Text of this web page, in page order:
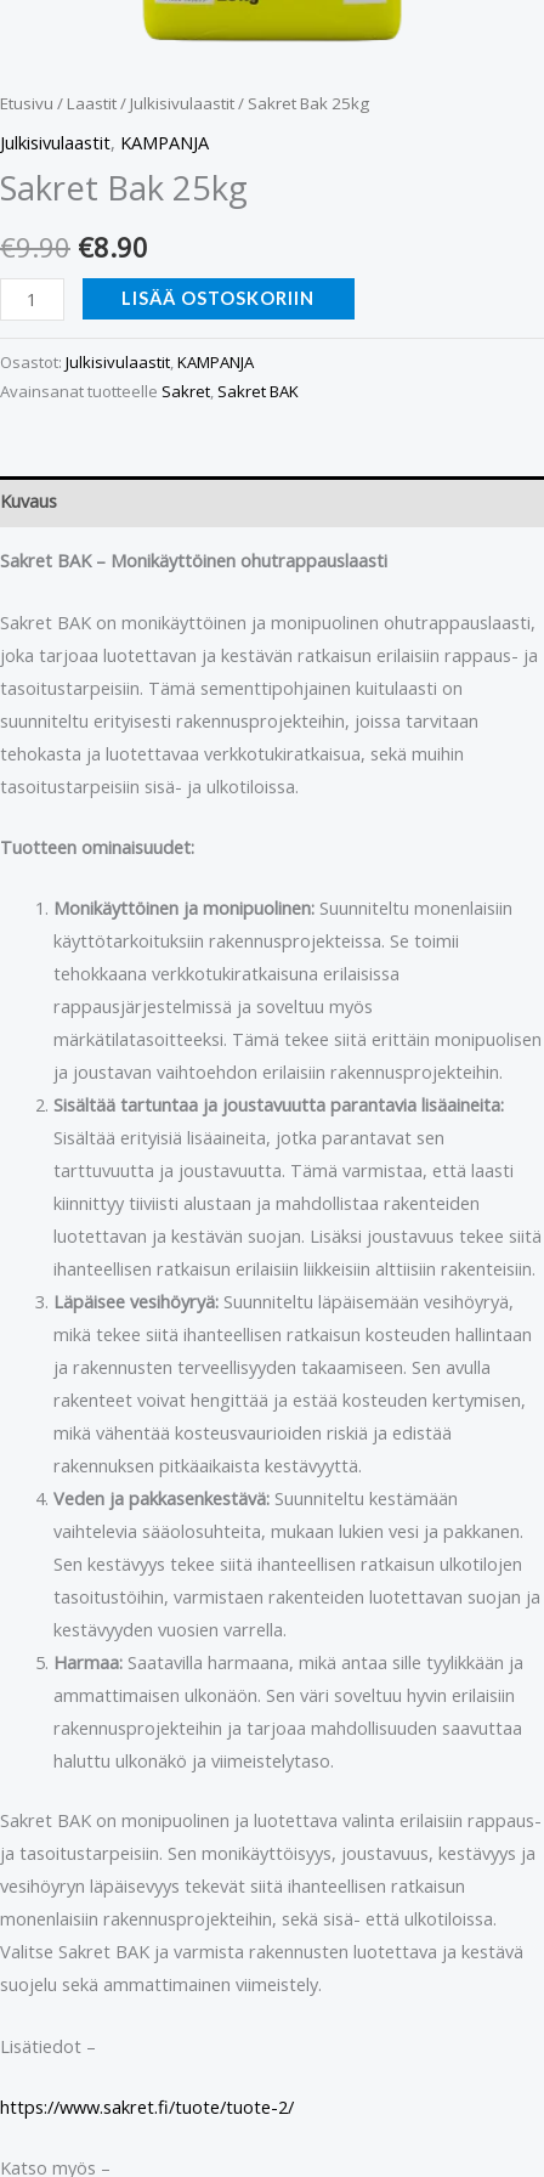
Etusivu / Laastit/ Julkisivulaastit/ Sakret Bak 25kg
Julkisivulaastit, KAMPANJA
Sakret Bak 25kg
€9.90 €8.90
LISÄÄ OSTOSKORIIN
Osastot: Julkisivulaastit,KAMPANJA
Avainsanat tuotteelle Sakret, Sakret BAK
Kuvaus
Sakret BAK – Monikäyttöinen ohutrappauslaasti
Sakret BAK on monikäyttöinen ja monipuolinen ohutrappauslaasti,
joka tarjoaa luotettavan ja kestävän ratkaisun erilaisiin rappaus- ja
tasoitustarpeisiin. Tämä sementtipohjainen kuitulaasti on
suunniteltu erityisesti rakennusprojekteihin, joissa tarvitaan
tehokasta ja luotettavaa verkkotukiratkaisua, sekä muihin
tasoitustarpeisiin sisä- ja ulkotiloissa.
Tuotteen ominaisuudet:
Monikäyttöinen ja monipuolinen:Suunniteltu monenlaisiin
käyttötarkoituksiin rakennusprojekteissa. Se toimii
tehokkaana verkkotukiratkaisuna erilaisissa
rappausjärjestelmissä ja soveltuu myös
märkätilatasoitteeksi. Tämä tekee siitä erittäin monipuolisen
ja joustavan vaihtoehdon erilaisiin rakennusprojekteihin.
Sisältää tartuntaa ja joustavuutta parantavia lisäaineita:
Sisältää erityisiä lisäaineita, jotka parantavat sen
tarttuvuutta ja joustavuutta. Tämä varmistaa, että laasti
kiinnittyy tiiviisti alustaan ja mahdollistaa rakenteiden
luotettavan ja kestävän suojan. Lisäksi joustavuus tekee siitä
ihanteellisen ratkaisun erilaisiin liikkeisiin alttiisiin rakenteisiin.
Läpäisee vesihöyryä:Suunniteltu läpäisemään vesihöyryä,
mikä tekee siitä ihanteellisen ratkaisun kosteuden hallintaan
ja rakennusten terveellisyyden takaamiseen. Sen avulla
rakenteet voivat hengittää ja estää kosteuden kertymisen,
mikä vähentää kosteusvaurioiden riskiä ja edistää
rakennuksen pitkäaikaista kestävyyttä.
Veden ja pakkasenkestävä:Suunniteltu kestämään
vaihtelevia sääolosuhteita, mukaan lukien vesi ja pakkanen.
Sen kestävyys tekee siitä ihanteellisen ratkaisun ulkotilojen
tasoitustöihin, varmistaen rakenteiden luotettavan suojan ja
kestävyyden vuosien varrella.
Harmaa:Saatavilla harmaana, mikä antaa sille tyylikkään ja
ammattimaisen ulkonäön. Sen väri soveltuu hyvin erilaisiin
rakennusprojekteihin ja tarjoaa mahdollisuuden saavuttaa
haluttu ulkonäkö ja viimeistelytaso.
Sakret BAK on monipuolinen ja luotettava valinta erilaisiin rappaus-
ja tasoitustarpeisiin. Sen monikäyttöisyys, joustavuus, kestävyys ja
vesihöyryn läpäisevyys tekevät siitä ihanteellisen ratkaisun
monenlaisiin rakennusprojekteihin, sekä sisä- että ulkotiloissa.
Valitse Sakret BAK ja varmista rakennusten luotettava ja kestävä
suojelu sekä ammattimainen viimeistely.
Lisätiedot –
https://www.sakret.fi/tuote/tuote-2/
Katso myös –